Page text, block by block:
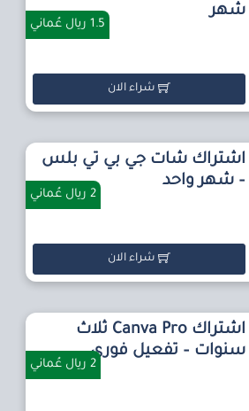
شهر
شراء الان
1.5 ريال عُماني
اشتراك شات جي بي تي بلس
– شهر واحد
شراء الان
اشتراك Canva Pro ثلاث
سنوات – تفعيل فوري